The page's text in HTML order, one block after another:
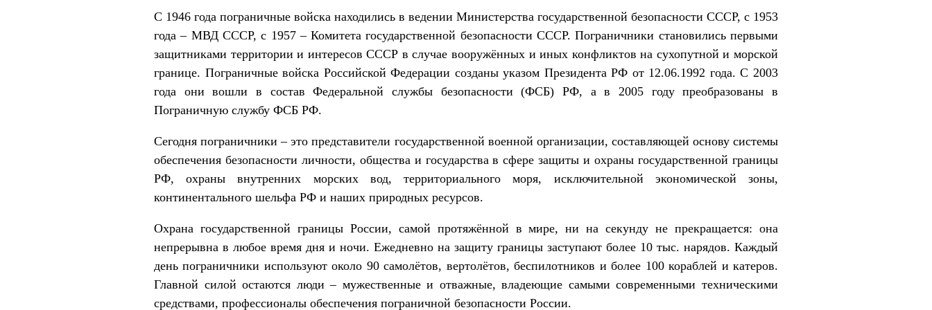
С 1946 года пограничные войска находились в ведении Министерства государственной безопасности СССР, с 1953
года – МВД СССР, с 1957 – Комитета государственной безопасности СССР. Пограничники становились первыми
защитниками территории и интересов СССР в случае вооружённых и иных конфликтов на сухопутной и морской
границе. Пограничные войска Российской Федерации созданы указом Президента РФ от 12.06.1992 года. С 2003
года они вошли в состав Федеральной службы безопасности (ФСБ) РФ, а в 2005 году преобразованы в
Пограничную службу ФСБ РФ.
Сегодня пограничники – это представители государственной военной организации, составляющей основу системы
обеспечения безопасности личности, общества и государства в сфере защиты и охраны государственной границы
РФ, охраны внутренних морских вод, территориального моря, исключительной экономической зоны,
континентального шельфа РФ и наших природных ресурсов.
Охрана государственной границы России, самой протяжённой в мире, ни на секунду не прекращается: она
непрерывна в любое время дня и ночи. Ежедневно на защиту границы заступают более 10 тыс. нарядов. Каждый
день пограничники используют около 90 самолётов, вертолётов, беспилотников и более 100 кораблей и катеров.
Главной силой остаются люди – мужественные и отважные, владеющие самыми современными техническими
средствами, профессионалы обеспечения пограничной безопасности России.